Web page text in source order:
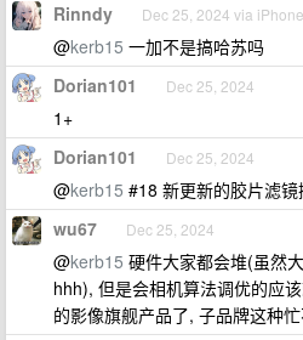
Rinndy Dec 25, 2024 via iPhone
@kerb15 一加不是搞哈苏吗
Dorian101 Dec 25, 2024
1+
Dorian101 Dec 25, 2024
@kerb15 #18 新更新的胶片滤镜
wu67 Dec 25, 2024
@kerb15 硬件大家都会堆(虽然
hhh), 但是会相机算法调优的应
的影像旗舰产品了, 子品牌这种